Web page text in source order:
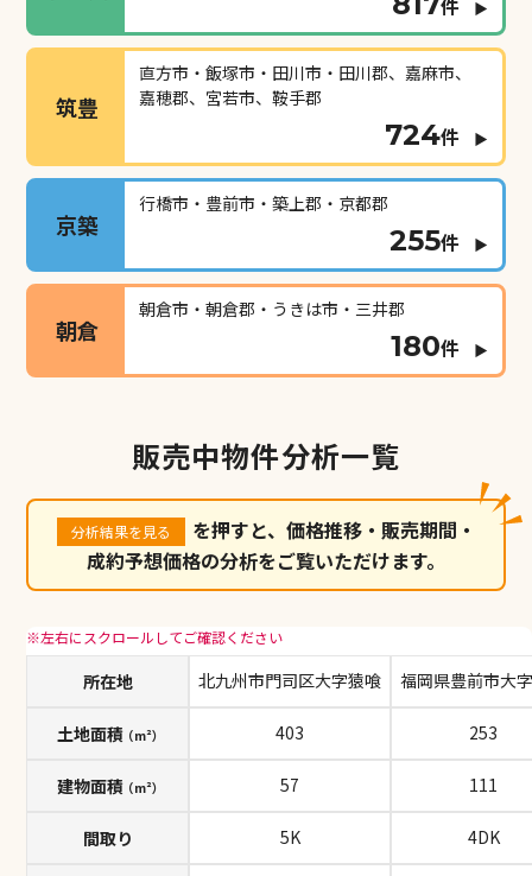
筑豊
直方市・飯塚市・田川市・田川郡、嘉麻市、
嘉穂郡、宮若市、鞍手郡
724件
京築
行橋市・豊前市・築上郡・京都郡
255件
朝倉
朝倉市・朝倉郡・うきは市・三井郡
180件
販売中物件分析一覧
分析結果を見る
を押すと、価格推移・販売期間・
成約予想価格の分析をご覧いただけます。
所在地
土地面積 （m²）
建物面積 （m²）
間取り
北九州市門司区大字猿喰
403
57
5K
福岡県豊前市大
253
111
4DK